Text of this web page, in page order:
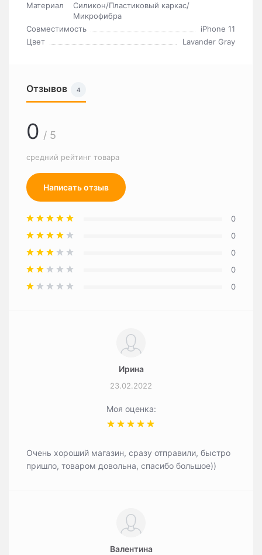
Материал
Силикон/Пластиковый каркас/
Микрофибра
Совместимость
iPhone 11
Цвет
Lavander Gray
Отзывов 4
0 / 5
средний рейтинг товара
Написать отзыв
0
0
0
0
0
Ирина
23.02.2022
Моя оценка:
Очень хороший магазин, сразу отправили, быстро
пришло, товаром довольна, спасибо большое))
Валентина